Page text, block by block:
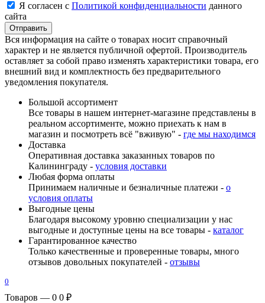
Я согласен с Политикой конфиденциальности данного
сайта
Вся информация на сайте о товарах носит справочный
характер и не является публичной офертой. Производитель
оставляет за собой право изменять характеристики товара, его
внешний вид и комплектность без предварительного
уведомления покупателя.
Большой ассортимент
Все товары в нашем интернет-магазине представлены в
реальном ассортименте, можно приехать к нам в
магазин и посмотреть всё "вживую" - где мы находимся
Доставка
Оперативная доставка заказанных товаров по
Калининграду - условия доставки
Любая форма оплаты
Принимаем наличные и безналичные платежи - о
условия оплаты
Выгодные цены
Благодаря высокому уровню специализации у нас
выгодные и доступные цены на все товары - каталог
Гарантированное качество
Только качественные и проверенные товары, много
отзывов довольных покупателей - отзывы
0
Товаров — 0 0 ₽